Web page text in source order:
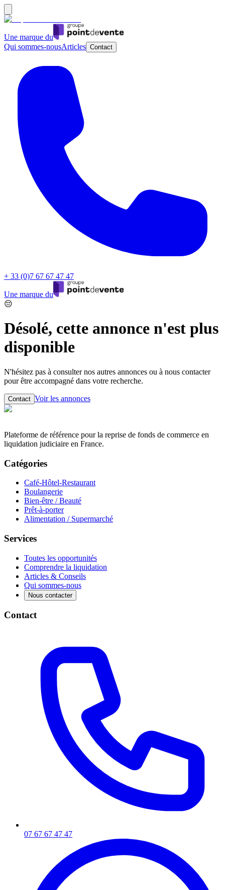
Une marque du
Qui sommes-nousArticles Contact
+ 33 (0)7 67 67 47 47
Une marque du
😔
Désolé, cette annonce n'est plus
disponible
N'hésitez pas à consulter nos autres annonces ou à nous contacter
pour être accompagné dans votre recherche.
Contact Voir les annonces
Plateforme de référence pour la reprise de fonds de commerce en
liquidation judiciaire en France.
Catégories
Café-Hôtel-Restaurant
Boulangerie
Bien-être / Beauté
Prêt-à-porter
Alimentation / Supermarché
Services
Toutes les opportunités
Comprendre la liquidation
Articles & Conseils
Qui sommes-nous
Nous contacter
Contact
07 67 67 47 47